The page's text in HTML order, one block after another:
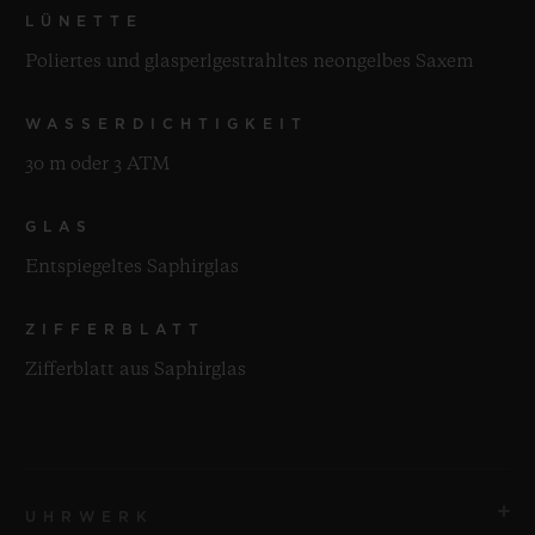
LÜNETTE
Poliertes und glasperlgestrahltes neongelbes Saxem
WASSERDICHTIGKEIT
30 m oder 3 ATM
GLAS
Entspiegeltes Saphirglas
ZIFFERBLATT
Zifferblatt aus Saphirglas